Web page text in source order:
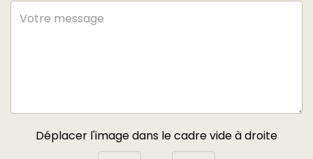
Déplacer l'image dans le cadre vide à droite